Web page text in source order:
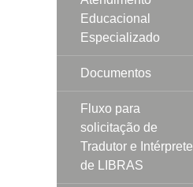
Educacional
Especializado
Documentos
Fluxo para
solicitação de
Tradutor e Intérprete
de LIBRAS